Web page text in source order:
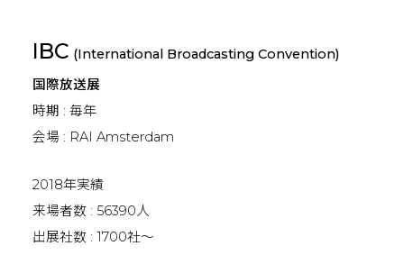
IBC (International Broadcasting Convention)
国際放送展
時期 : 毎年
会場 : RAI Amsterdam
2018年実績
来場者数 : 56390人
出展社数 : 1700社〜